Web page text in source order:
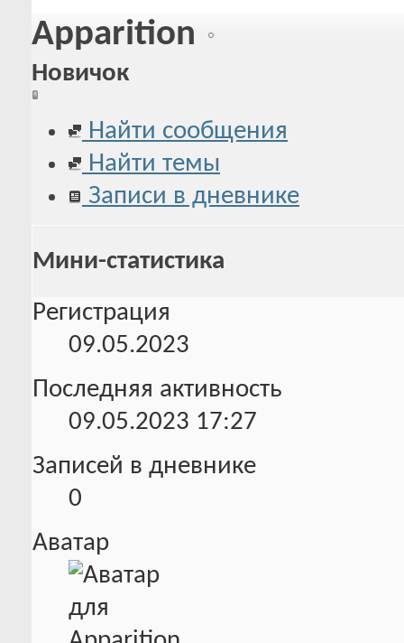
Apparition
Новичок
Найти сообщения
Найти темы
Записи в дневнике
Мини-статистика
Регистрация
09.05.2023
Последняя активность
09.05.2023 17:27
Записей в дневнике
0
Аватар